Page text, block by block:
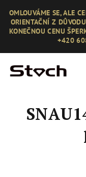
obsah
OMLOUVÁME SE, ALE
ORIENTAČNÍ Z
KONEČNOU CENU
+420